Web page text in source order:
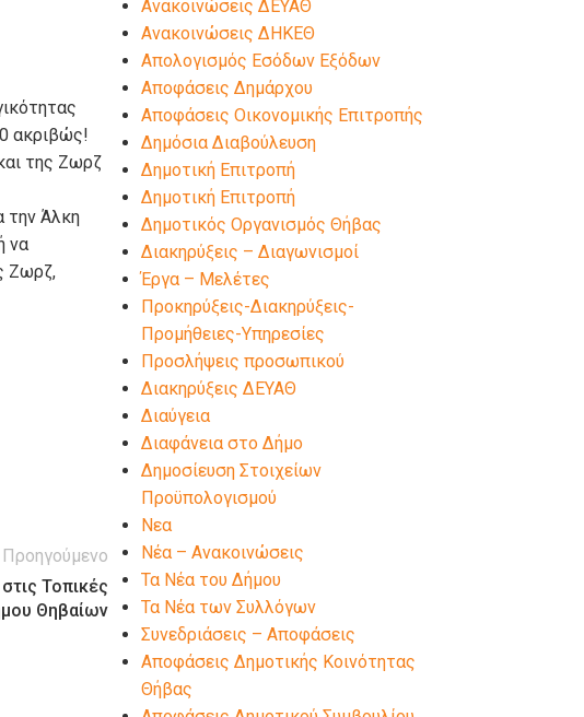
ακριβώς!
της Ζωρζ
την Άλκη
να
Ζωρζ,
Προηγούμενο
Τοπικές
Θηβαίων
Ανακοινώσεις ΔΕΥΑΘ
Ανακοινώσεις ΔΗΚΕΘ
Απολογισμός Εσόδων Εξόδων
Αποφάσεις Δημάρχου
Αποφάσεις Οικονομικής Επιτροπής
Δημόσια Διαβούλευση
Δημοτική Επιτροπή
Δημοτική Επιτροπή
Δημοτικός Οργανισμός Θήβας
Διακηρύξεις – Διαγωνισμοί
Έργα – Μελέτες
Προκηρύξεις-Διακηρύξεις-
Προμήθειες-Υπηρεσίες
Προσλήψεις προσωπικού
Διακηρύξεις ΔΕΥΑΘ
Διαύγεια
Διαφάνεια στο Δήμο
Δημοσίευση Στοιχείων
Προϋπολογισμού
Νεα
Νέα – Ανακοινώσεις
Τα Νέα του Δήμου
Τα Νέα των Συλλόγων
Συνεδριάσεις – Αποφάσεις
Αποφάσεις Δημοτικής Κοινότητας
Θήβας